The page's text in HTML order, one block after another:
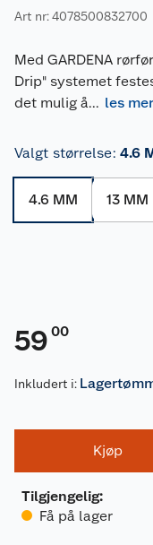
Art nr: 4078500832700
Med GARDENA
Drip" systemet
det mulig å... les mer
Valgt størrelse: 4.6
4.6 MM 13 MM
59 00
Inkludert i:
Kjøp
Tilgjengelig:
Få på lager